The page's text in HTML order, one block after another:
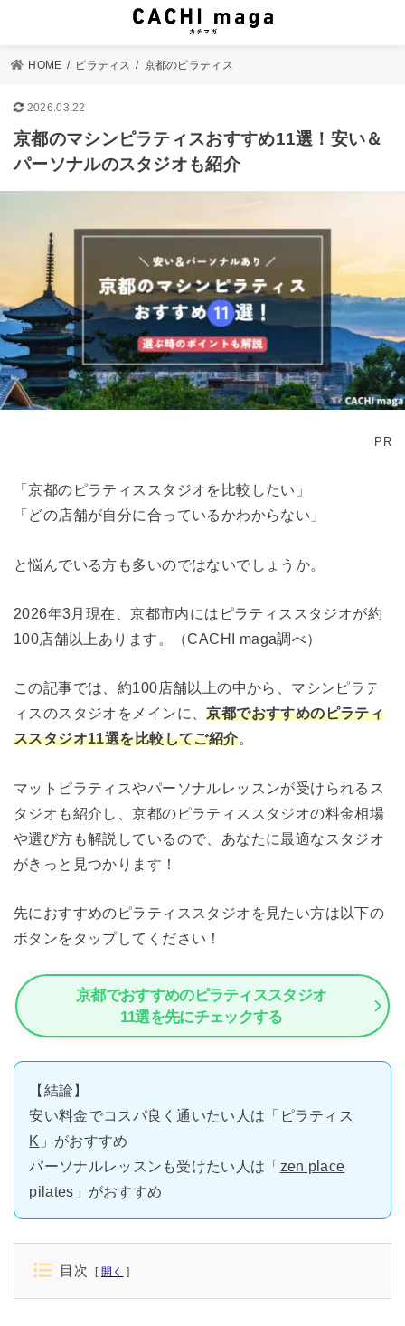
HOME ピラティス 京都のピラティス
2026.03.22
京都のマシンピラティスおすすめ11選！安い＆
パーソナルのスタジオも紹介
PR
「京都のピラティススタジオを比較したい」
「どの店舗が自分に合っているかわからない」
と悩んでいる方も多いのではないでしょうか。
2026年3月現在、京都市内にはピラティススタジオが約
100店舗以上あります。（CACHI maga調べ）
この記事では、約100店舗以上の中から、マシンピラテ
ィスのスタジオをメインに、京都でおすすめのピラティ
ススタジオ11選を比較してご紹介。
マットピラティスやパーソナルレッスンが受けられるス
タジオも紹介し、京都のピラティススタジオの料金相場
や選び方も解説しているので、あなたに最適なスタジオ
がきっと見つかります！
先におすすめのピラティススタジオを見たい方は以下の
ボタンをタップしてください！
京都でおすすめのピラティススタジオ
11選を先にチェックする
【結論】
安い料金でコスパ良く通いたい人は「 ピラティス
K 」がおすすめ
パーソナルレッスンも受けたい人は「zen place
pilates 」がおすすめ
目次 開く